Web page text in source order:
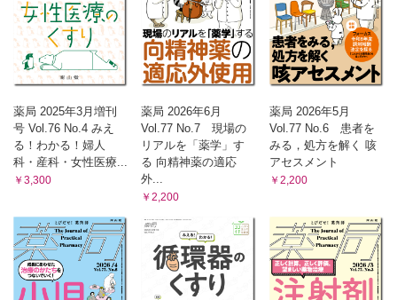
薬局 2025年3月増刊
号 Vol.76 No.4 みえ
る！わかる！婦人
科・産科・女性医療...
￥3,300
薬局 2026年6月
Vol.77 No.7 現場の
リアルを「薬学」す
る 向精神薬の適応
外...
￥2,200
薬局 2026年5月
Vol.77 No.6 患者を
みる，処方を解く 咳
アセスメント
￥2,200